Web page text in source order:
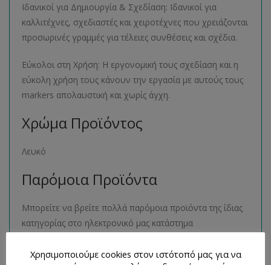
Ιδανικοί για Δημιουργία & Σχεδίαση: Ιδανικοί για
καλλιτέχνες, σχεδιαστές και χειροτέχνες που χρειάζονται
προσωρινές γραμμές για τέλειες συνθέσεις και σχέδια.
Εύκολοι στη Χρήση: Η εργονομική τους σχεδίαση και η
εύκολη χρήση τους κάνουν την εργασία με αυτούς τους
markers απολαυστική και χωρίς άγχη.
Χρώμα Προϊόντος
Λευκό
Παρόμοια Προϊόντα
Μπορείτε να βρείτε πολλά παρόμοια προϊόντα της ίδιας
κατηγορίας στο ηλεκτρονικό μας κατάστημα
Χρησιμοποιούμε cookies στον ιστότοπό μας για να